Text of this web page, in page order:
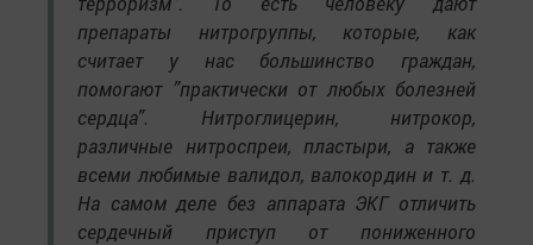
препараты нитрогруппы, которые, как
считает у нас большинство граждан,
помогают ”практически от любых болезней
сердца”. Нитроглицерин, нитрокор,
различные нитроспреи, пластыри, а также
всеми любимые валидол, валокордин и т. д.
На самом деле без аппарата ЭКГ отличить
сердечный приступ от пониженного